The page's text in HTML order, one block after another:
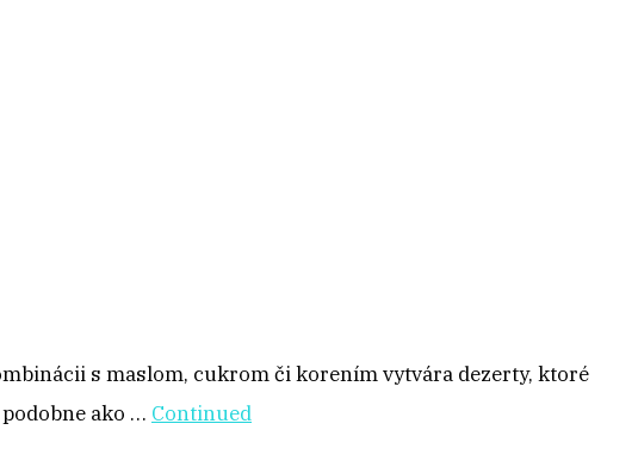
s maslom, cukrom či korením vytvára dezerty, ktoré
ako … Continued